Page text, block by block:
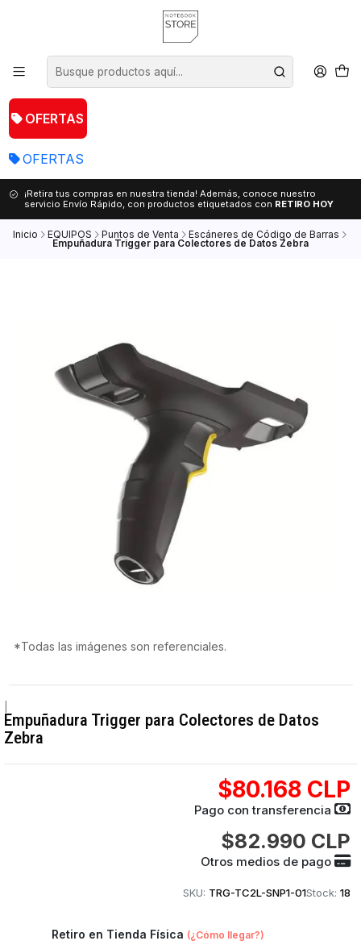
OFERTAS
OFERTAS
¡Retira tus compras en nuestra tienda! Además, conoce nuestro
servicio Envío Rápido, con productos etiquetados con RETIRO HOY
Inicio EQUIPOS Puntos de Venta Escáneres de Código de Barras
Empuñadura Trigger para Colectores de Datos Zebra
*Todas las imágenes son referenciales.
Empuñadura Trigger para Colectores de Datos
Zebra
$80.168 CLP
Pago con transferencia
$82.990 CLP
Otros medios de pago
SKU: TRG-TC2L-SNP1-01Stock: 18
Retiro en Tienda Física (¿Cómo llegar?)